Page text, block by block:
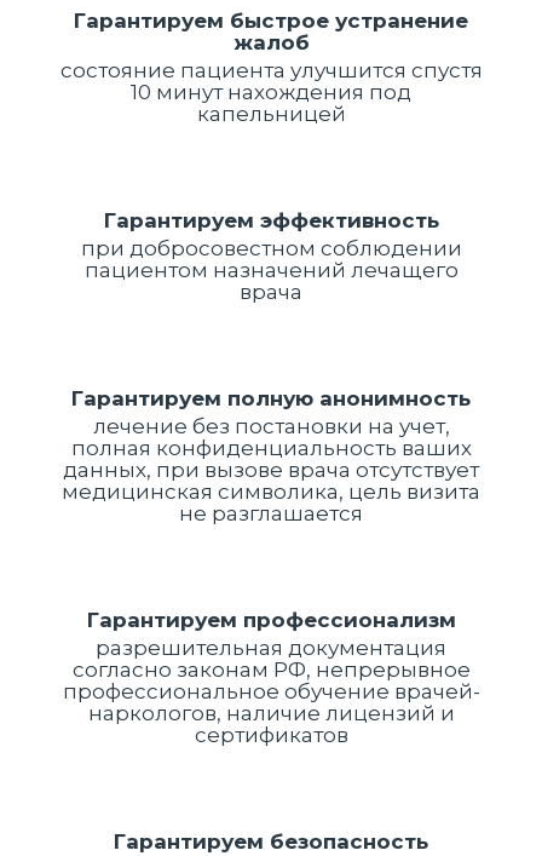
Гарантируем быстрое устранение
жалоб
состояние пациента улучшится спустя
10 минут нахождения под
капельницей
Гарантируем эффективность
при добросовестном соблюдении
пациентом назначений лечащего
врача
Гарантируем полную анонимность
лечение без постановки на учет,
полная конфиденциальность ваших
данных, при вызове врача отсутствует
медицинская символика, цель визита
не разглашается
Гарантируем профессионализм
разрешительная документация
согласно законам РФ, непрерывное
профессиональное обучение врачей-
наркологов, наличие лицензий и
сертификатов
Гарантируем безопасность